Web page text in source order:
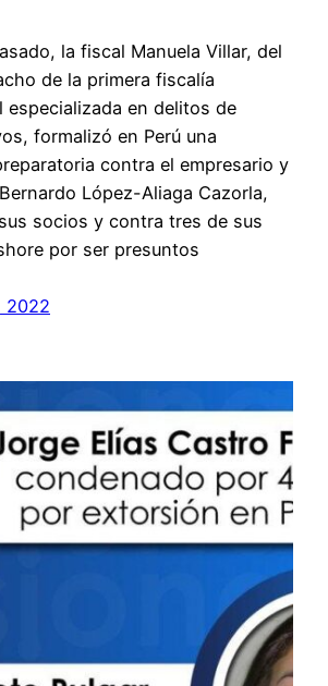
la fiscal Manuela Villar, del
de la primera fiscalía
especializada en delitos de
formalizó en Perú una
contra el empresario y
López-Aliaga Cazorla,
socios y contra tres de sus
por ser presuntos
2022